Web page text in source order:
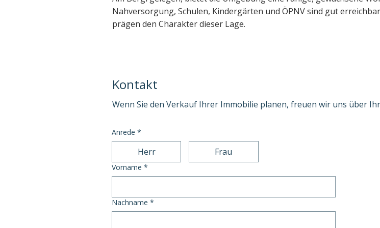
Nahversorgung, Schulen, Kindergärten und ÖPNV sind gut
prägen den Charakter dieser Lage.
Kontakt
Wenn Sie den Verkauf Ihrer Immobilie planen, freuen wir uns über
Anrede *
Herr Frau
Vorname *
Nachname *